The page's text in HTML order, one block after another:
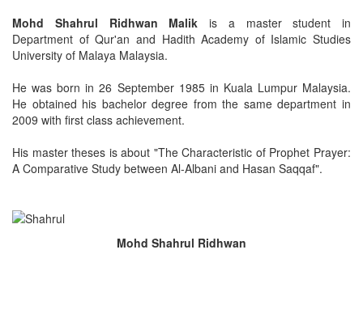
Mohd Shahrul Ridhwan Malik is a master student in
Department of Qur'an and Hadith Academy of Islamic Studies
University of Malaya Malaysia.
He was born in 26 September 1985 in Kuala Lumpur Malaysia.
He obtained his bachelor degree from the same department in
2009 with first class achievement.
His master theses is about "The Characteristic of Prophet Prayer:
A Comparative Study between Al-Albani and Hasan Saqqaf".
Mohd Shahrul Ridhwan